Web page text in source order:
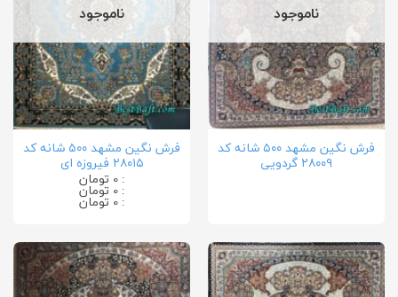
ناموجود
فرش نگین مشهد ۵۰۰ شانه کد
۲۸۰۰۹ گردویی
ناموجود
فرش نگین مشهد ۵۰۰ شانه کد
۲۸۰۱۵ فیروزه ای
: 0 تومان
: 0 تومان
: 0 تومان